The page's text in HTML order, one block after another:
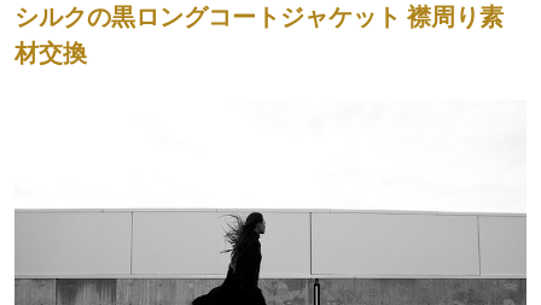
シルクの黒ロングコートジャケット 襟周り素
材交換